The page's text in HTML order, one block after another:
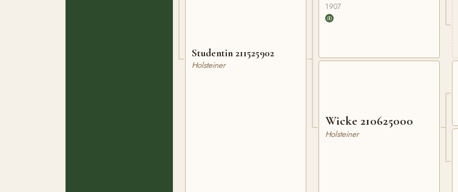
Studentin 211525902
Holsteiner
1907
Wicke 210625000
Holsteiner